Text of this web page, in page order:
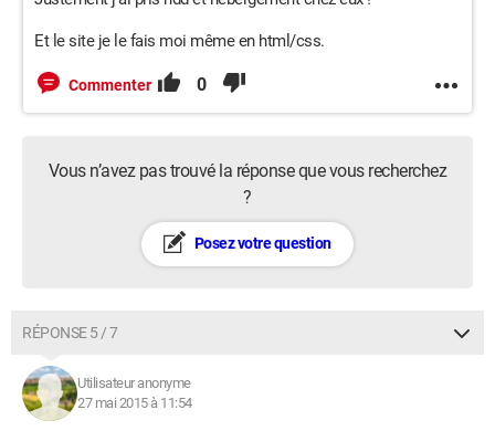
Et le site je le fais moi même en html/css.
Commenter 0
Vous n’avez pas trouvé la réponse que vous recherchez
?
Posez votre question
RÉPONSE 5 / 7
Utilisateur anonyme
27 mai 2015 à 11:54